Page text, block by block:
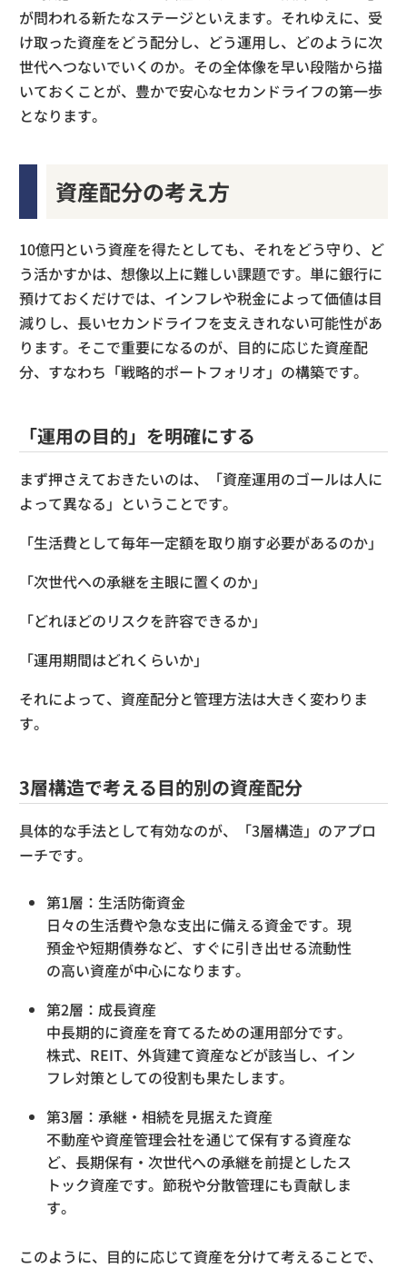
が問われる新たなステージといえます。それゆえに、受
け取った資産をどう配分し、どう運用し、どのように次
世代へつないでいくのか。その全体像を早い段階から描
いておくことが、豊かで安心なセカンドライフの第一歩
となります。
資産配分の考え方
10億円という資産を得たとしても、それをどう守り、ど
う活かすかは、想像以上に難しい課題です。単に銀行に
預けておくだけでは、インフレや税金によって価値は目
減りし、長いセカンドライフを支えきれない可能性があ
ります。そこで重要になるのが、目的に応じた資産配
分、すなわち「戦略的ポートフォリオ」の構築です。
「運用の目的」を明確にする
まず押さえておきたいのは、「資産運用のゴールは人に
よって異なる」ということです。
「生活費として毎年一定額を取り崩す必要があるのか」
「次世代への承継を主眼に置くのか」
「どれほどのリスクを許容できるか」
「運用期間はどれくらいか」
それによって、資産配分と管理方法は大きく変わりま
す。
3層構造で考える目的別の資産配分
具体的な手法として有効なのが、「3層構造」のアプロ
ーチです。
第1層：生活防衛資金
日々の生活費や急な支出に備える資金です。現
預金や短期債券など、すぐに引き出せる流動性
の高い資産が中心になります。
第2層：成長資産
中長期的に資産を育てるための運用部分です。
株式、REIT、外貨建て資産などが該当し、イン
フレ対策としての役割も果たします。
第3層：承継・相続を見据えた資産
不動産や資産管理会社を通じて保有する資産な
ど、長期保有・次世代への承継を前提としたス
トック資産です。節税や分散管理にも貢献しま
す。
このように、目的に応じて資産を分けて考えることで、